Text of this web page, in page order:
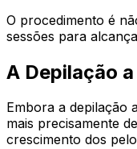
O procedimento é
sessões para
A Depilação
Embora a depilação
mais precisamente
crescimento dos